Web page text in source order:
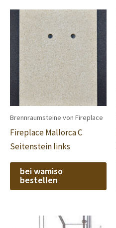
Brennraumsteine von Fireplace
Fireplace Mallorca C
Seitenstein links
bei wamiso
bestellen